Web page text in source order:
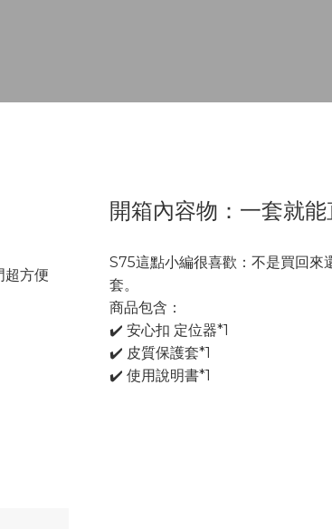
超方便
開箱內容物：一套就能
S75這點小編很喜歡：不是買回來
套。
商品包含：
✔️ 安心扣 定位器*1
✔️ 皮質保護套*1
✔️ 使用說明書*1